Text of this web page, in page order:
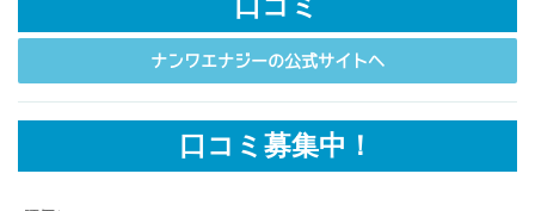
ナンワエナジーの公式サイトへ
口コミ募集中！